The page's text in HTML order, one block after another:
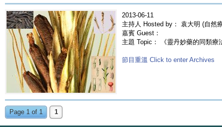
2013-06-11
主持人 Hosted by： 袁大明 (自然
嘉賓 Guest：
主題 Topic： 《靈丹妙藥的同類
節目重溫 Click to enter Archives
Page 1 of 1 1